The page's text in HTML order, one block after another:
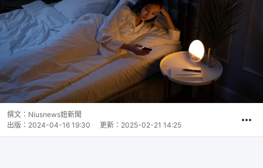
撰文： Niusnews妞新聞
出版： 2024-04-16 19:30 更新： 2025-02-21 14:25